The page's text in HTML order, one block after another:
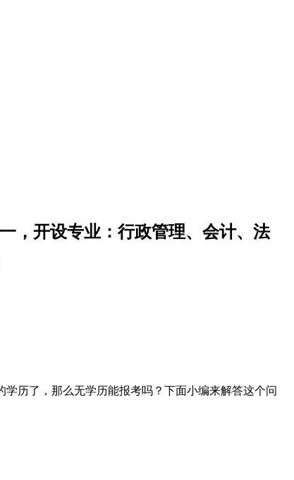
，开设专业：行政管理、会计、法
历了，那么无学历能报考吗？下面小编来解答这个问